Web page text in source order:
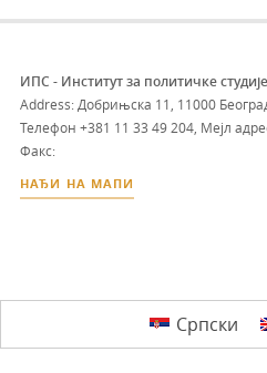
ИПС - Институт за политичке студије
Address: Добрињска 11, 11000
Телефон +381 11 33 49 204 Мејл
Факс:
НАЂИ НА МАПИ
Српски